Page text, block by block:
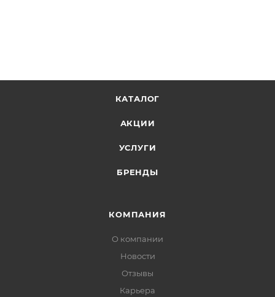
КАТАЛОГ
АКЦИИ
УСЛУГИ
БРЕНДЫ
КОМПАНИЯ
О компании
Новости
Отзывы
Карьера